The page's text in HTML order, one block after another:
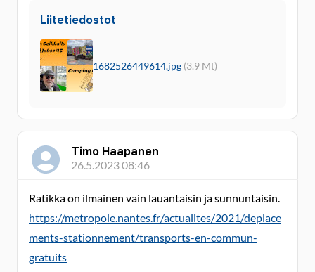
Liitetiedostot
1682526449614.jpg (3.9 Mt)
Timo Haapanen
26.5.2023 08:46
Ratikka on ilmainen vain lauantaisin ja sunnuntaisin.
https://metropole.nantes.fr/actualites/2021/deplace
ments-stationnement/transports-en-commun-
gratuits